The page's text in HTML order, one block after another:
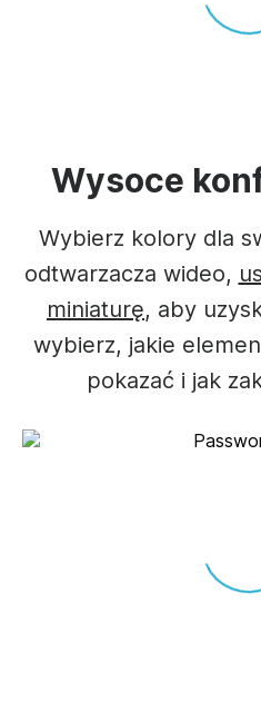
Wysoce
Wybierz kolory dla
odtwarzacza wideo,
miniaturę, aby
wybierz, jakie
pokazać i jak